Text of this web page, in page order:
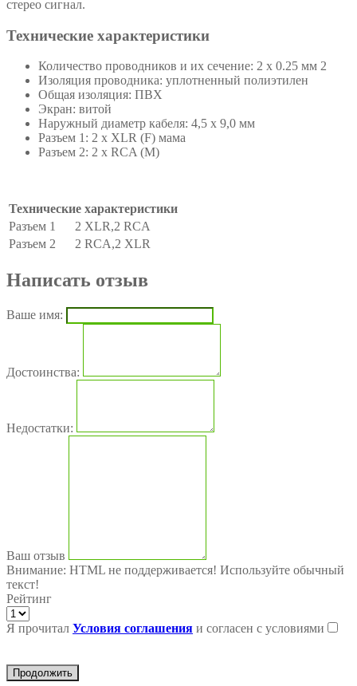
стерео сигнал.
Технические характеристики
Количество проводников и их сечение: 2 х 0.25 мм 2
Изоляция проводника: уплотненный полиэтилен
Общая изоляция: ПВХ
Экран: витой
Наружный диаметр кабеля: 4,5 х 9,0 мм
Разъем 1: 2 x XLR (F) мама
Разъем 2: 2 x RCA (M)
Технические характеристики
Разъем 1
2 XLR,2 RCA
Разъем 2
2 RCA,2 XLR
Написать отзыв
Ваше имя:
Достоинства:
Недостатки:
Ваш отзыв
Внимание: HTML не поддерживается! Используйте обычный
текст!
Рейтинг
Я прочитал Условия соглашения и согласен с условиями
Продолжить